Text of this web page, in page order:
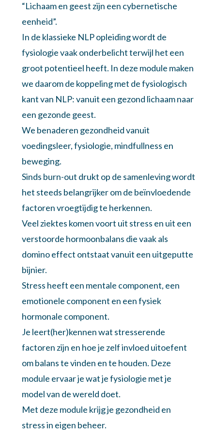
“Lichaam en geest zijn een cybernetische
eenheid”.
In de klassieke NLP opleiding wordt de
fysiologie vaak onderbelicht terwijl het een
groot potentieel heeft. In deze module maken
we daarom de koppeling met de fysiologisch
kant van NLP: vanuit een gezond lichaam naar
een gezonde geest.
We benaderen gezondheid vanuit
voedingsleer, fysiologie, mindfullness en
beweging.
Sinds burn-out drukt op de samenleving wordt
het steeds belangrijker om de beïnvloedende
factoren vroegtijdig te herkennen.
Veel ziektes komen voort uit stress en uit een
verstoorde hormoonbalans die vaak als
domino effect ontstaat vanuit een uitgeputte
bijnier.
Stress heeft een mentale component, een
emotionele component en een fysiek
hormonale component.
Je leert(her)kennen wat stresserende
factoren zijn en hoe je zelf invloed uitoefent
om balans te vinden en te houden. Deze
module ervaar je wat je fysiologie met je
model van de wereld doet.
Met deze module krijg je gezondheid en
stress in eigen beheer.